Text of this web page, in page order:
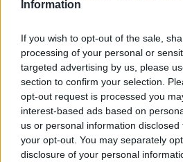
Information
If you wish to opt-out of the sale,
processing of your personal or
targeted advertising by us, please
section to confirm your selection.
opt-out request is processed you
interest-based ads based on
us or personal information
your opt-out. You may separately
disclosure of your personal
de urgență pentru
adresa lui